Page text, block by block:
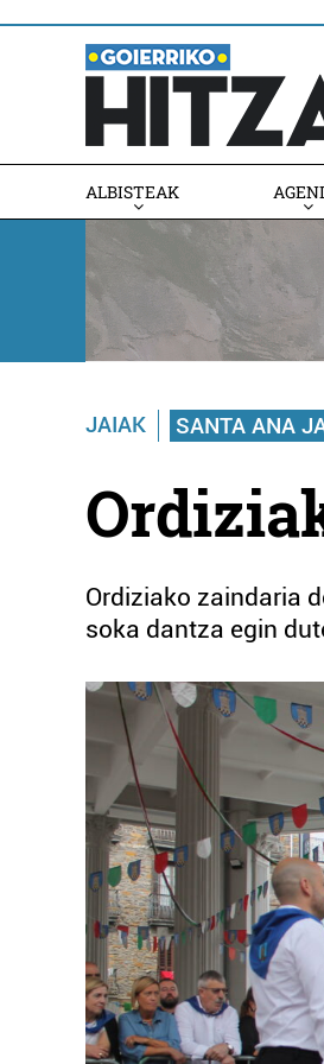
ALBISTEAK
JAIAK SANTA ANA
Ordiziako zaindaria
soka dantza egin